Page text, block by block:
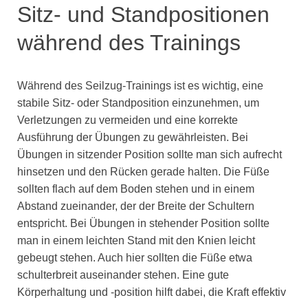
Sitz- und Standpositionen
während des Trainings
Während des Seilzug-Trainings ist es wichtig, eine
stabile Sitz- oder Standposition einzunehmen, um
Verletzungen zu vermeiden und eine korrekte
Ausführung der Übungen zu gewährleisten. Bei
Übungen in sitzender Position sollte man sich aufrecht
hinsetzen und den Rücken gerade halten. Die Füße
sollten flach auf dem Boden stehen und in einem
Abstand zueinander, der der Breite der Schultern
entspricht. Bei Übungen in stehender Position sollte
man in einem leichten Stand mit den Knien leicht
gebeugt stehen. Auch hier sollten die Füße etwa
schulterbreit auseinander stehen. Eine gute
Körperhaltung und -position hilft dabei, die Kraft effektiv